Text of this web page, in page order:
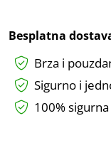
Besplatna
Brza i
Sigurno i
100%